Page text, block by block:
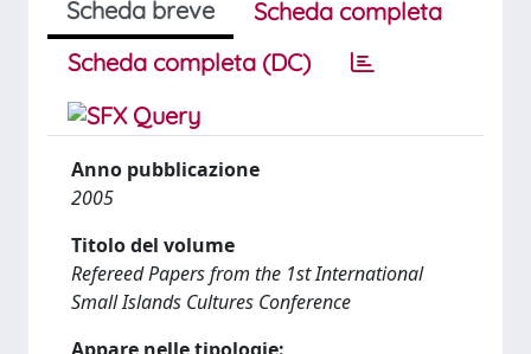
Scheda breve
Scheda completa
Scheda completa (DC)
Anno pubblicazione
2005
Titolo del volume
Refereed Papers from the 1st International
Small Islands Cultures Conference